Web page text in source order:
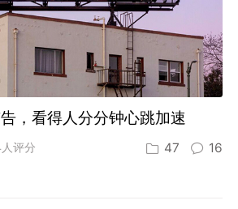
，看得人分分钟心跳加速
评分 47 16